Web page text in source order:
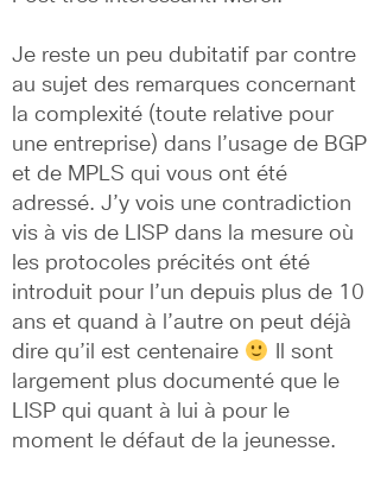
Je reste un peu dubitatif par contre
au sujet des remarques concernant
la complexité (toute relative pour
une entreprise) dans l’usage de BGP
et de MPLS qui vous ont été
adressé. J’y vois une contradiction
vis à vis de LISP dans la mesure où
les protocoles précités ont été
introduit pour l’un depuis plus de 10
ans et quand à l’autre on peut déjà
dire qu’il est centenaire
Il sont
largement plus documenté que le
LISP qui quant à lui à pour le
moment le défaut de la jeunesse.